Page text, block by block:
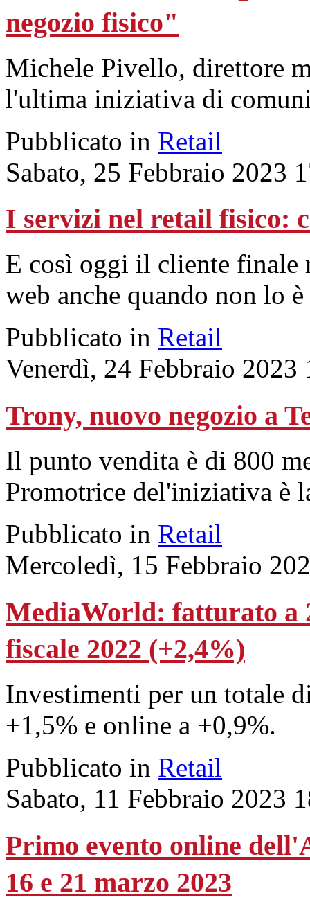
negozio fisico"
Michele Pivello, direttore
l'ultima iniziativa di
Pubblicato in Retail
Sabato, 25 Febbraio 2023
I servizi nel retail fisico:
E così oggi il cliente finale
web anche quando non lo
Pubblicato in Retail
Venerdì, 24 Febbraio 2023
Trony, nuovo negozio a
Il punto vendita è di 800
Promotrice del'iniziativa è
Pubblicato in Retail
Mercoledì, 15 Febbraio
MediaWorld: fatturato a
fiscale 2022 (+2,4%)
Investimenti per un totale
+1,5% e online a +0,9%.
Pubblicato in Retail
Sabato, 11 Febbraio 2023
Primo evento online
16 e 21 marzo 2023